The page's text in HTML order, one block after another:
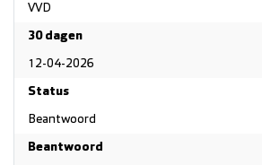
VVD
30 dagen
12-04-2026
Status
Beantwoord
Beantwoord